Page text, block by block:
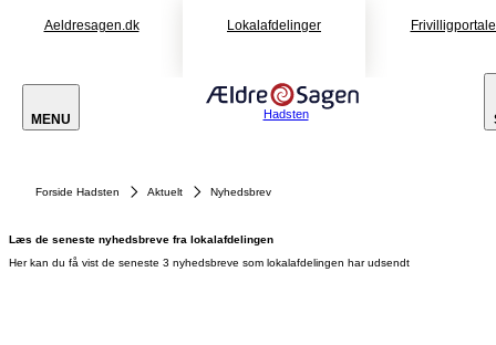
Aeldresagen.dk Lokalafdelinger
MENU Hadsten
Forside Hadsten Aktuelt Nyhedsbrev
Læs de seneste nyhedsbreve fra lokalafdelingen
Her kan du få vist de seneste 3 nyhedsbreve som lokalafdelingen har udsendt